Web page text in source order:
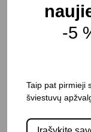
Korpuso
Atsparumas
Pristatymo
-5
Taip pat pirmieji
šviestuvų